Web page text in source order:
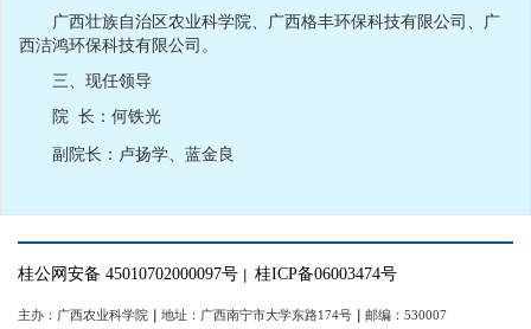
广西壮族自治区农业科学院、广西格丰环保科技有限公司、广
西洁鸿环保科技有限公司。
三、现任领导
院 长：何铁光
副院长：卢扬学、蓝金良
桂公网安备 45010702000097号 ｜ 桂ICP备06003474号
主办：广西农业科学院 ｜ 地址：广西南宁市大学东路174号 ｜ 邮编：530007